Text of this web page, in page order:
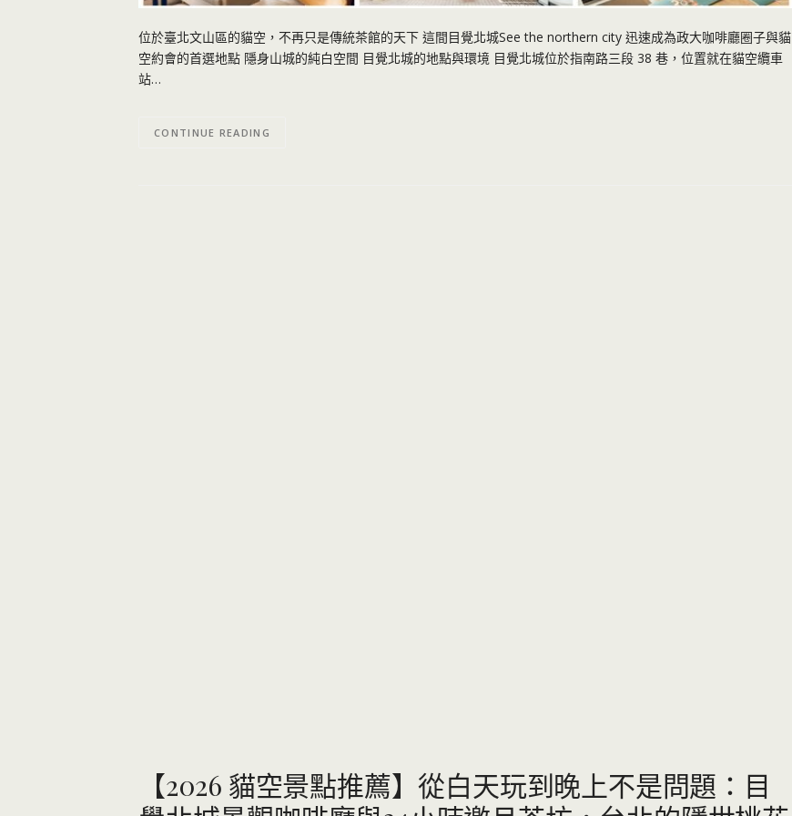
位於臺北文山區的貓空，不再只是傳統茶館的天下 這間目覺北城See the northern city 迅速成為政大咖啡廳圈子與貓
空約會的首選地點 隱身山城的純白空間 目覺北城的地點與環境 目覺北城位於指南路三段 38 巷，位置就在貓空纜車
站…
CONTINUE READING
【2026 貓空景點推薦】從白天玩到晚上不是問題：目